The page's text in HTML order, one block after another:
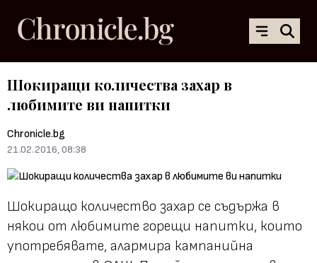
Шокиращи количества захар в
любимите ви напитки
Chronicle.bg
21.02.2016, 08:38
Шокиращо количество захар се съдържа в
някои от любимите горещи напитки, които
употребявате, алармира кампанийна